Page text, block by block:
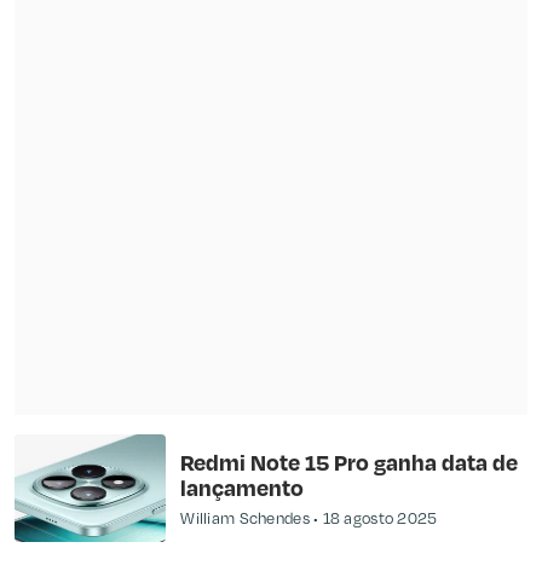
Redmi Note 15 Pro ganha data de
lançamento
William Schendes 18 agosto 2025